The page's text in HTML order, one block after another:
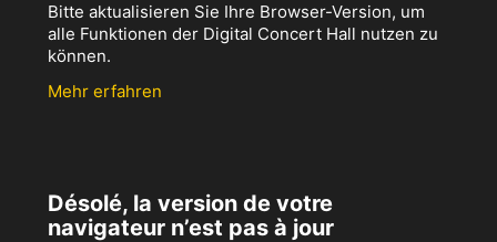
Bitte aktualisieren Sie Ihre Browser-Version, um
alle Funktionen der Digital Concert Hall nutzen zu
können.
Mehr erfahren
Désolé, la version de votre
navigateur n’est pas à jour